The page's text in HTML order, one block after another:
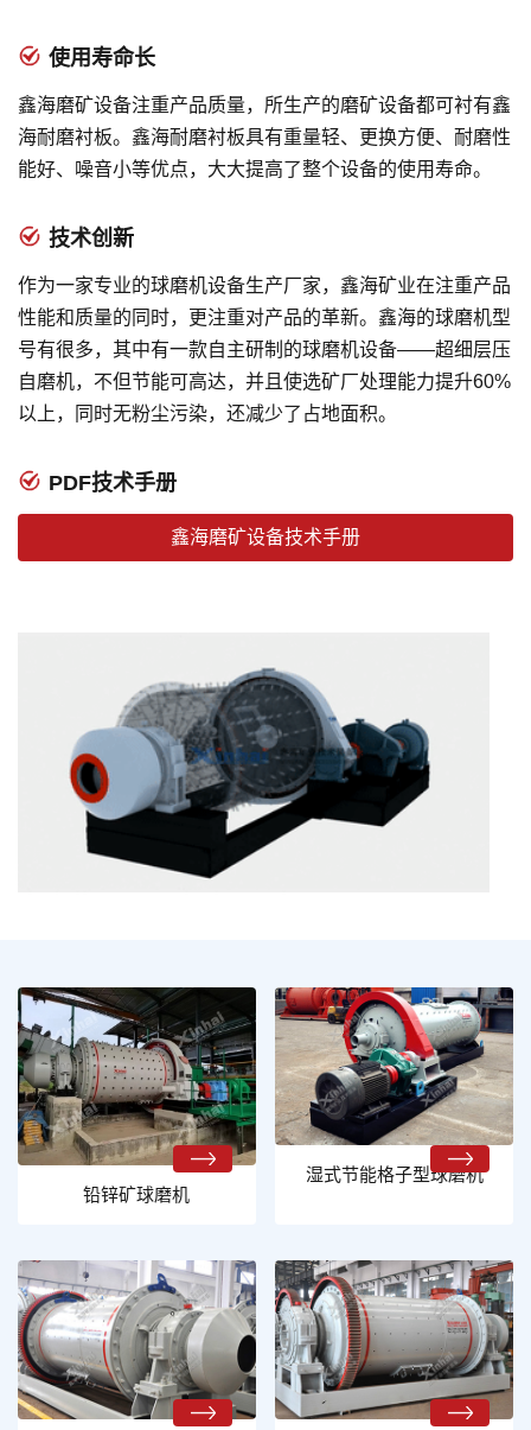
使用寿命长
鑫海磨矿设备注重产品质量，所生产的磨矿设备都可衬有鑫
海耐磨衬板。鑫海耐磨衬板具有重量轻、更换方便、耐磨性
能好、噪音小等优点，大大提高了整个设备的使用寿命。
技术创新
作为一家专业的球磨机设备生产厂家，鑫海矿业在注重产品
性能和质量的同时，更注重对产品的革新。鑫海的球磨机型
号有很多，其中有一款自主研制的球磨机设备——超细层压
自磨机，不但节能可高达，并且使选矿厂处理能力提升60%
以上，同时无粉尘污染，还减少了占地面积。
PDF技术手册
鑫海磨矿设备技术手册
铅锌矿球磨机
湿式节能格子型球磨机